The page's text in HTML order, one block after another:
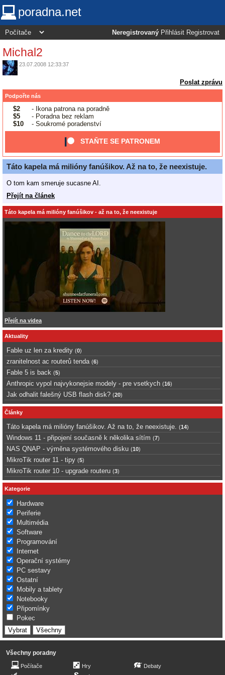
poradna.net
Neregistrovaný Přihlásit Registrovat
Michal2
23.07.2008 12:33:37
Poslat zprávu
Podpořte nás
$2
- Ikona patrona na poradně
$5
- Poradna bez reklam
$10
- Soukromé poradenství
STAŇTE SE PATRONEM
Táto kapela má milióny fanúšikov. Až na to, že neexistuje.
O tom kam smeruje sucasne AI.
Přejít na článek
Táto kapela má milióny fanúšikov - až na to, že neexistuje
Přejít na videa
Aktuality
Fable uz len za kredity (0)
zranitelnost ac routerů tenda (6)
Fable 5 is back (5)
Anthropic vypol najvykonejsie modely - pre vsetkych (16)
Jak odhalit falešný USB flash disk? (20)
Články
Táto kapela má milióny fanúšikov. Až na to, že neexistuje. (14)
Windows 11 - připojení současně k několika sítím (7)
NAS QNAP - výměna systémového disku (10)
MikroTik router 11 - tipy (5)
MikroTik router 10 - upgrade routeru (3)
Kategorie
Hardware
Periferie
Multimédia
Software
Programování
Internet
Operační systémy
PC sestavy
Ostatní
Mobily a tablety
Notebooky
Připomínky
Pokec
Všechny poradny
Počítače
Hry
Debaty